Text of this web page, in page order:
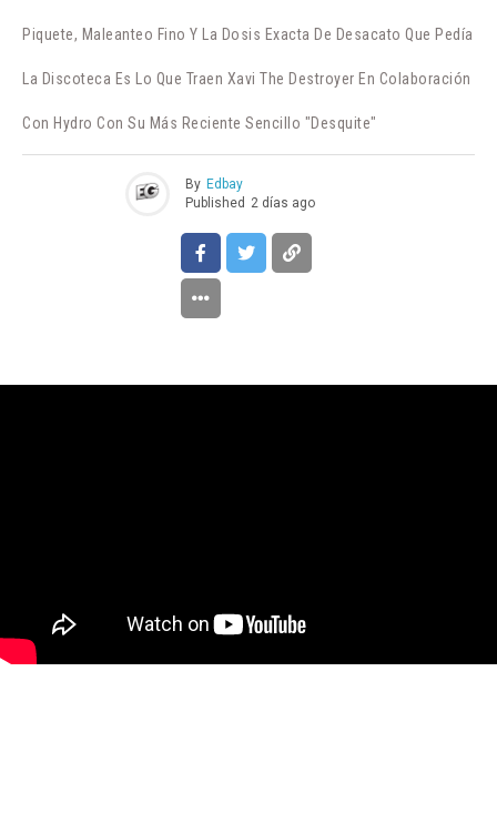
Piquete, Maleanteo Fino Y La Dosis Exacta De Desacato Que Pedía
La Discoteca Es Lo Que Traen Xavi The Destroyer En Colaboración
Con Hydro Con Su Más Reciente Sencillo "Desquite"
By Edbay
Published 2 días ago